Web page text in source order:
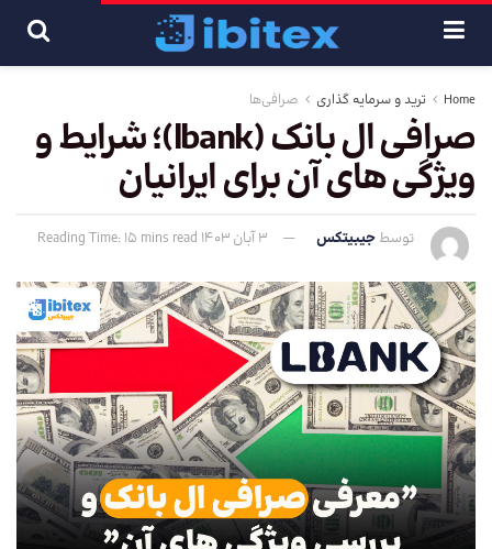
Home ترید و سرمایه گذاری صرافی‌ها
صرافی ال بانک (lbank)؛ شرایط و
ویژگی های آن برای ایرانیان
توسط جیبیتکس 3 آبان 1403 Reading Time: 15 mins read